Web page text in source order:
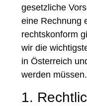
gesetzliche
eine Rechnung
rechtskonform
wir die
in Österreich
werden müssen.
1.